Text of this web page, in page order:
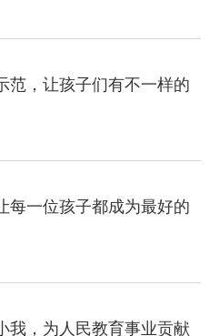
范，让孩子们有不一样的
每一位孩子都成为最好的
我，为人民教育事业贡献